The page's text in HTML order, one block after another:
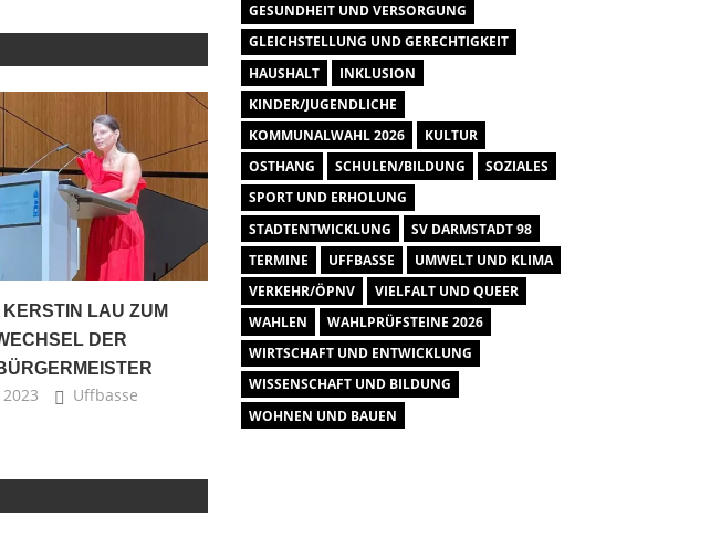
KERSTIN LAU ZUM
DER
Uffbasse
GESUNDHEIT UND VERSORGUNG
GLEICHSTELLUNG UND GERECHTIGKEIT
HAUSHALT
INKLUSION
KINDER/JUGENDLICHE
KOMMUNALWAHL 2026
KULTUR
OSTHANG
SCHULEN/BILDUNG
SOZIALES
SPORT UND ERHOLUNG
STADTENTWICKLUNG
SV DARMSTADT 98
TERMINE
UFFBASSE
UMWELT UND KLIMA
VERKEHR/ÖPNV
VIELFALT UND QUEER
WAHLEN
WAHLPRÜFSTEINE 2026
WIRTSCHAFT UND ENTWICKLUNG
WISSENSCHAFT UND BILDUNG
WOHNEN UND BAUEN